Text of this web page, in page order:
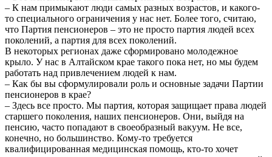
– К нам примыкают люди самых разных возрастов, и какого-
то специального ограничения у нас нет. Более того, считаю,
что Партия пенсионеров – это не просто партия людей всех
поколений, а партия для всех поколений.
В некоторых регионах даже сформировано молодежное
крыло. У нас в Алтайском крае такого пока нет, но мы будем
работать над привлечением людей к нам.
– Как бы вы сформулировали роль и основные задачи Партии
пенсионеров в крае?
– Здесь все просто. Мы партия, которая защищает права людей
старшего поколения, наших пенсионеров. Они, выйдя на
пенсию, часто попадают в своеобразный вакуум. Не все,
конечно, но большинство. Кому-то требуется
квалифицированная медицинская помощь, кто-то хочет